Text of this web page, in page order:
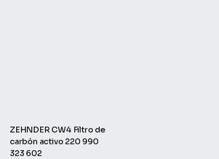
ZEHNDER CW4 Filtro de
carbón activo 220 990
323 602